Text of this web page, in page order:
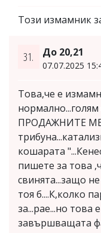
Този измамник
31. До 20,21
07.07.2025
Това,че е
нормално...голям
ПРОДАЖНИТЕ
кошарата
пишете за това
свинята...защо
тоя б....К,колко
за...рае...но това
завършващата